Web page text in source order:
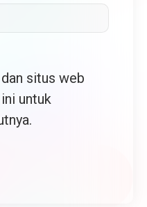
situs web
untuk